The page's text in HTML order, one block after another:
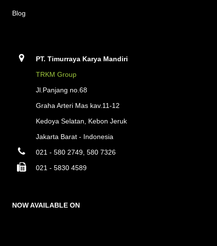
Blog
PT. Timurraya Karya Mandiri
TRKM Group
Jl.Panjang no.68
Graha Arteri Mas kav.11-12
Kedoya Selatan, Kebon Jeruk
Jakarta Barat - Indonesia
021 - 580 2749, 580 7326
021 - 5830 4589
NOW AVAILABLE ON